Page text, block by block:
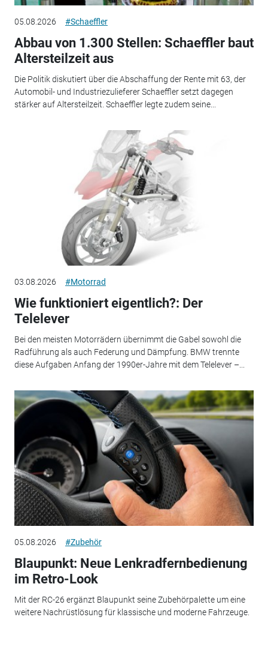
05.08.2026 #Schaeffler
Abbau von 1.300 Stellen: Schaeffler baut
Altersteilzeit aus
Die Politik diskutiert über die Abschaffung der Rente mit 63, der
Automobil- und Industriezulieferer Schaeffler setzt dagegen
stärker auf Altersteilzeit. Schaeffler legte zudem seine...
03.08.2026 #Motorrad
Wie funktioniert eigentlich?: Der
Telelever
Bei den meisten Motorrädern übernimmt die Gabel sowohl die
Radführung als auch Federung und Dämpfung. BMW trennte
diese Aufgaben Anfang der 1990er-Jahre mit dem Telelever –...
05.08.2026 #Zubehör
Blaupunkt: Neue Lenkradfernbedienung
im Retro-Look
Mit der RC-26 ergänzt Blaupunkt seine Zubehörpalette um eine
weitere Nachrüstlösung für klassische und moderne Fahrzeuge.